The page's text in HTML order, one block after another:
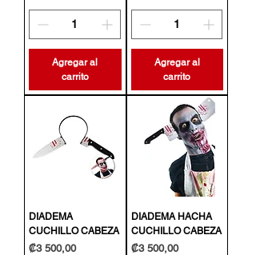
Agregar al
carrito
Agregar al
carrito
DIADEMA
CUCHILLO CABEZA
Precio
₡3 500,00
DIADEMA HACHA
CUCHILLO CABEZA
Precio
₡3 500,00